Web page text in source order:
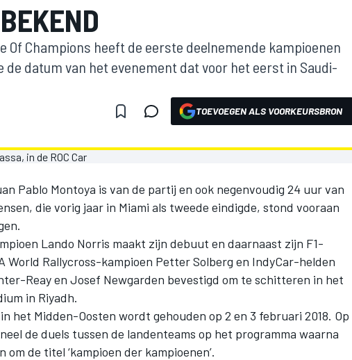
Of Champions heeft de eerste deelnemende kampioenen
de datum van het evenement dat voor het eerst in Saudi-
TOEVOEGEN ALS VOORKEURSBRON
Pablo Montoya is van de partij en ook negenvoudig 24 uur van
die vorig jaar in Miami als tweede eindigde, stond vooraan
Lando Norris maakt zijn debuut en daarnaast zijn F1-
World Rallycross-kampioen Petter Solberg en IndyCar-helden
Reay en Josef Newgarden bevestigd om te schitteren in het
in Riyadh.
het Midden-Oosten wordt gehouden op 2 en 3 februari 2018. Op
de duels tussen de landenteams op het programma waarna
de titel ‘kampioen der kampioenen’.